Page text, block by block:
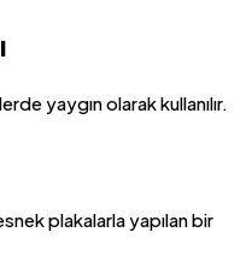
yaygın olarak kullanılır.
plakalarla yapılan bir